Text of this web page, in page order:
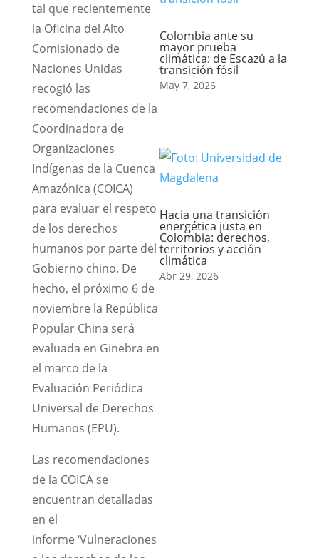
tal que recientemente
la Oficina del Alto
Comisionado de
Naciones Unidas
recogió las
recomendaciones de la
Coordinadora de
Organizaciones
Indígenas de la Cuenca
Amazónica (COICA)
para evaluar el respeto
de los derechos
humanos por parte del
Gobierno chino. De
hecho, el próximo 6 de
noviembre la República
Popular China será
evaluada en Ginebra en
el marco de la
Evaluación Periódica
Universal de Derechos
Humanos (EPU).
Las recomendaciones
de la COICA se
encuentran detalladas
en el
informe ‘Vulneraciones
Colombia ante su
mayor prueba
climática: de Escazú a la
transición fósil
May 7, 2026
Hacia una transición
energética justa en
Colombia: derechos,
territorios y acción
climática
Abr 29, 2026